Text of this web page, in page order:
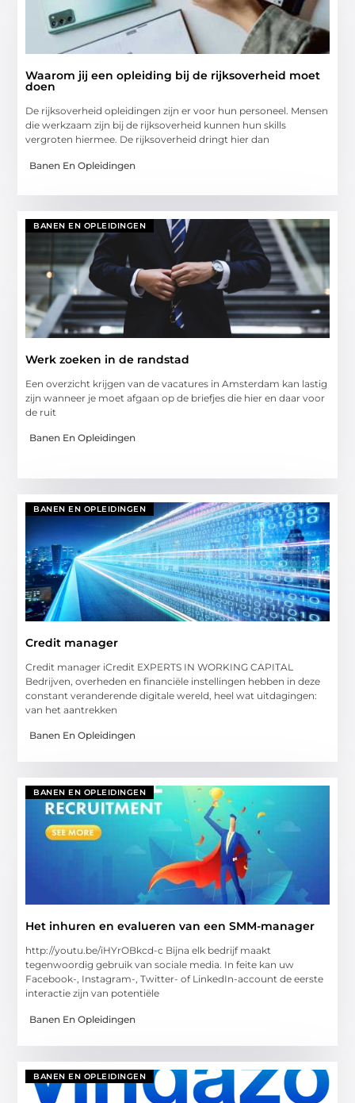
Waarom jij een opleiding bij de rijksoverheid moet
doen
De rijksoverheid opleidingen zijn er voor hun personeel. Mensen
die werkzaam zijn bij de rijksoverheid kunnen hun skills
vergroten hiermee. De rijksoverheid dringt hier dan
Banen En Opleidingen
BANEN EN OPLEIDINGEN
Werk zoeken in de randstad
Een overzicht krijgen van de vacatures in Amsterdam kan lastig
zijn wanneer je moet afgaan op de briefjes die hier en daar voor
de ruit
Banen En Opleidingen
BANEN EN OPLEIDINGEN
Credit manager
Credit manager iCredit EXPERTS IN WORKING CAPITAL
Bedrijven, overheden en financiële instellingen hebben in deze
constant veranderende digitale wereld, heel wat uitdagingen:
van het aantrekken
Banen En Opleidingen
BANEN EN OPLEIDINGEN
Het inhuren en evalueren van een SMM-manager
http://youtu.be/iHYrOBkcd-c Bijna elk bedrijf maakt
tegenwoordig gebruik van sociale media. In feite kan uw
Facebook-, Instagram-, Twitter- of LinkedIn-account de eerste
interactie zijn van potentiële
Banen En Opleidingen
BANEN EN OPLEIDINGEN